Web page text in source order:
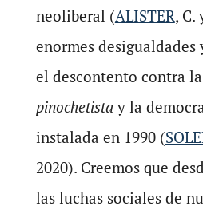
neoliberal (ALISTER, C.
enormes desigualdades
el descontento contra
pinochetistay la
instalada en 1990 (
2020). Creemos que
las luchas sociales de